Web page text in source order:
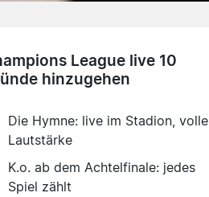
League live 10
hinzugehen
Die Hymne: live im Stadion, volle
Lautstärke
K.o. ab dem Achtelfinale: jedes
Spiel zählt